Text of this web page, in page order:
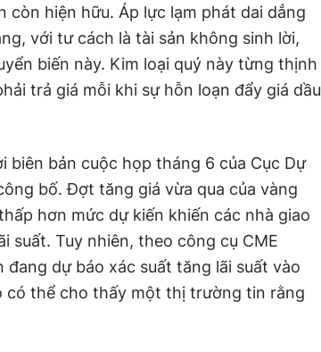
còn hiện hữu. Áp lực lạm phát dai dẳng
với tư cách là tài sản không sinh lời,
biến này. Kim loại quý này từng thịnh
trả giá mỗi khi sự hỗn loạn đẩy giá dầu
biên bản cuộc họp tháng 6 của Cục Dự
bố. Đợt tăng giá vừa qua của vàng
hơn mức dự kiến khiến các nhà giao
suất. Tuy nhiên, theo công cụ CME
đang dự báo xác suất tăng lãi suất vào
có thể cho thấy một thị trường tin rằng